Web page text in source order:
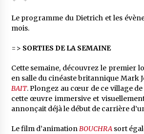
Le programme du Dietrich et les
mois.
=> SORTIES DE LA SEMAINE
Cette semaine, découvrez le premier
en salle du cinéaste britannique Mark
BAIT. Plongez au cœur de ce village
cette œuvre immersive et
annonçait déjà le début de carrière
Le film d’animationBOUCHRAsort